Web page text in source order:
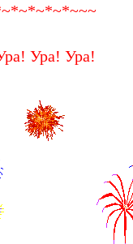
Ура! Ура!